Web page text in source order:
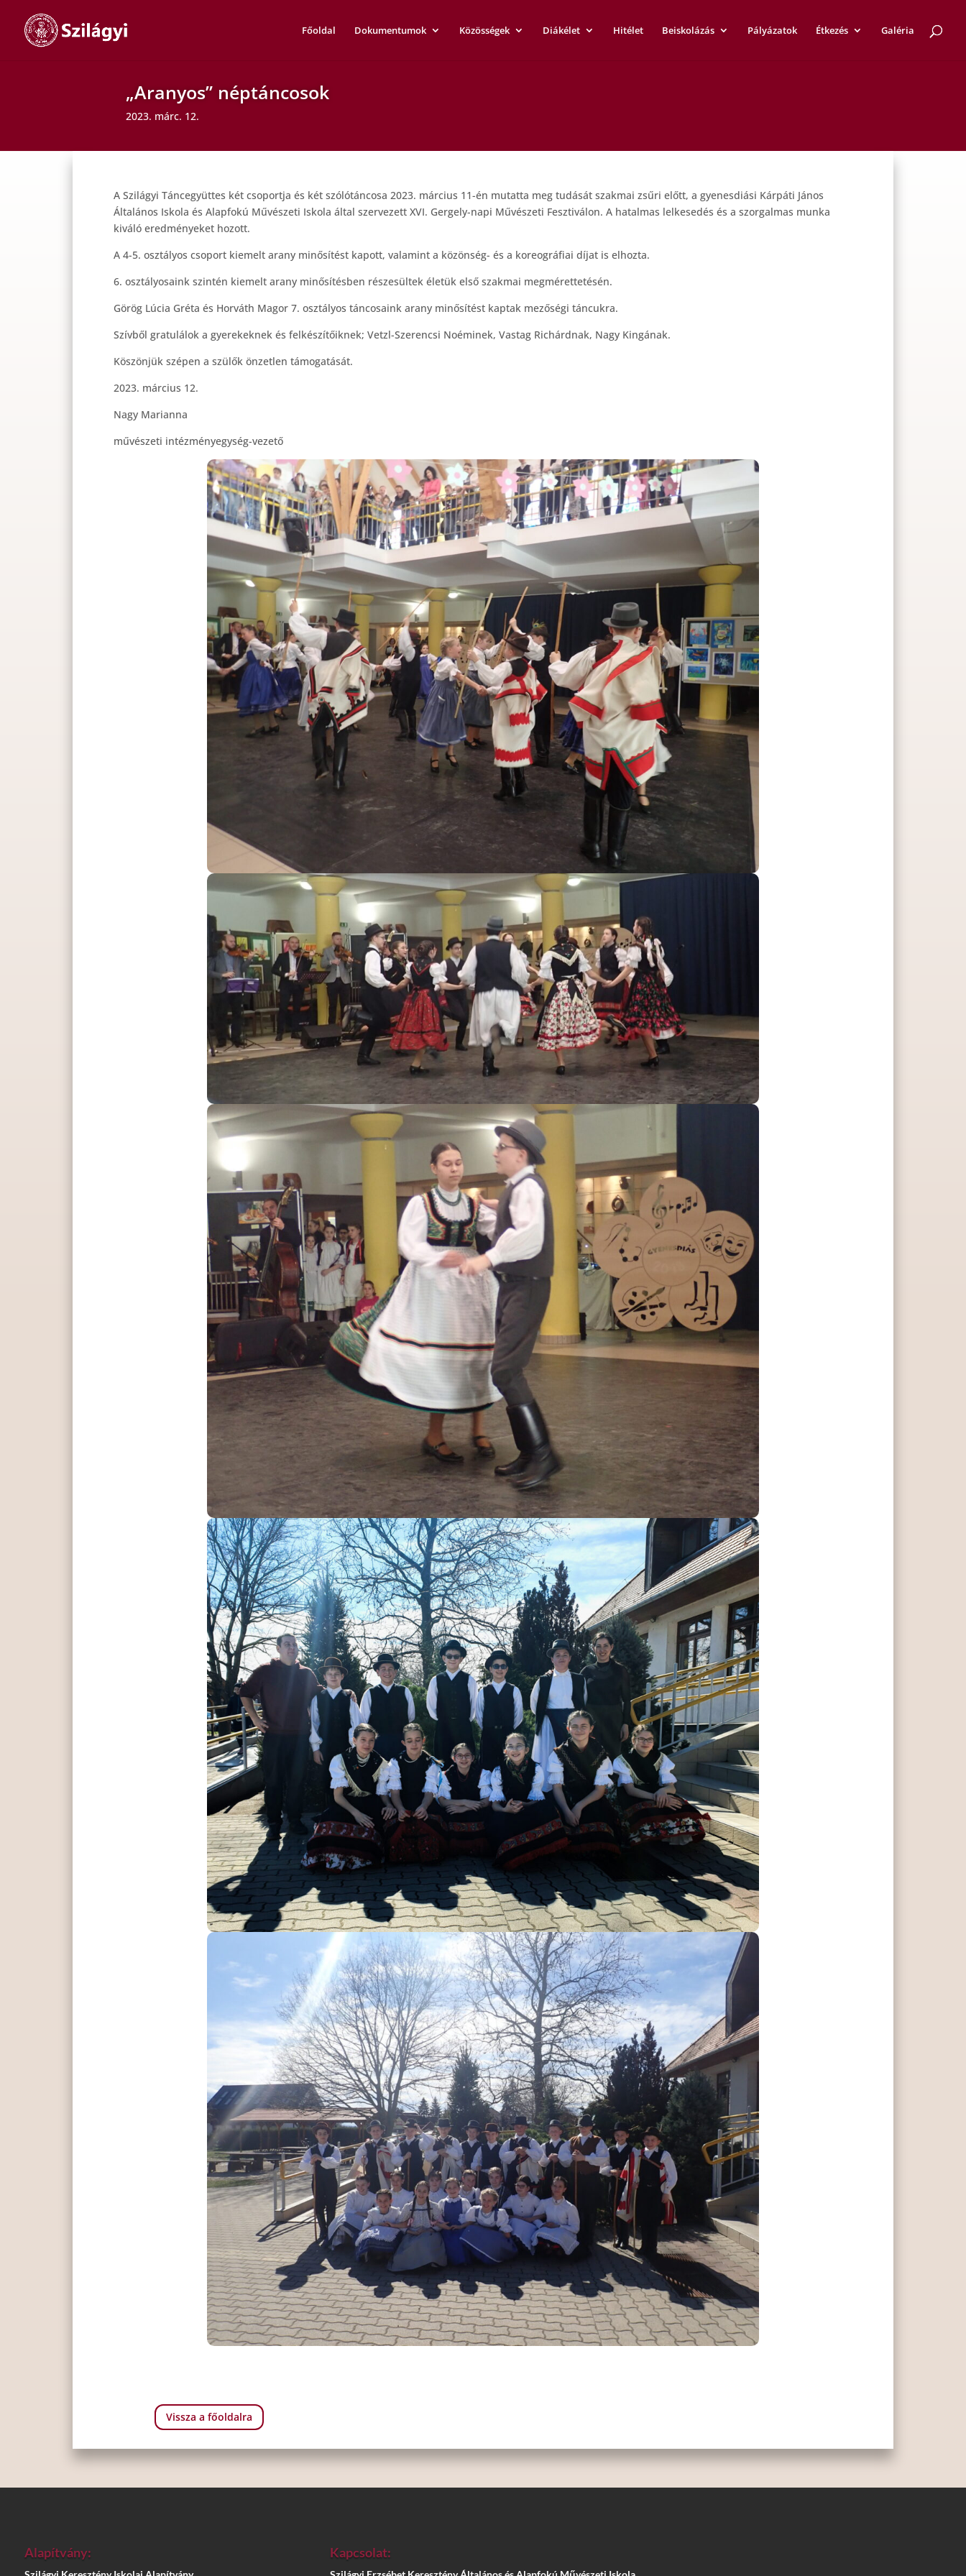
Főoldal Dokumentumok Közösségek Diákélet Hitélet Beiskolázás Pályázatok Étkezés Galéria
„Aranyos” néptáncosok
2023. márc. 12.
A Szilágyi Táncegyüttes két csoportja és két szólótáncosa 2023. március 11-én mutatta meg tudását szakmai zsűri előtt, a gyenesdiási Kárpáti János
Általános Iskola és Alapfokú Művészeti Iskola által szervezett XVI. Gergely-napi Művészeti Fesztiválon. A hatalmas lelkesedés és a szorgalmas munka
kiváló eredményeket hozott.
A 4-5. osztályos csoport kiemelt arany minősítést kapott, valamint a közönség- és a koreográfiai díjat is elhozta.
6. osztályosaink szintén kiemelt arany minősítésben részesültek életük első szakmai megmérettetésén.
Görög Lúcia Gréta és Horváth Magor 7. osztályos táncosaink arany minősítést kaptak mezőségi táncukra.
Szívből gratulálok a gyerekeknek és felkészítőiknek; Vetzl-Szerencsi Noéminek, Vastag Richárdnak, Nagy Kingának.
Köszönjük szépen a szülők önzetlen támogatását.
2023. március 12.
Nagy Marianna
művészeti intézményegység-vezető
Vissza a főoldalra
Alapítvány: Kapcsolat: